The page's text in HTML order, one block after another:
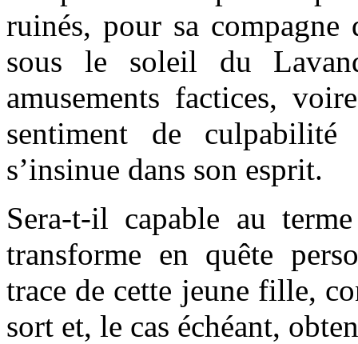
ruinés, pour sa
sous le soleil du
amusements factices,
sentiment de
s’insinue dans son esprit.
Sera-t-il capable au
transforme en quête
trace de cette jeune fille,
sort et, le cas échéant,